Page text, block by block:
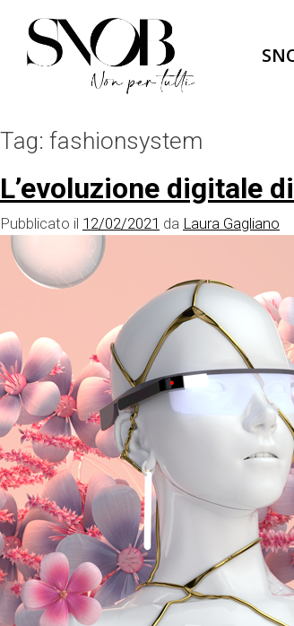
content
Tag: fashionsystem
L’evoluzione digitale
Pubblicato il 12/02/2021 da Laura Gagliano